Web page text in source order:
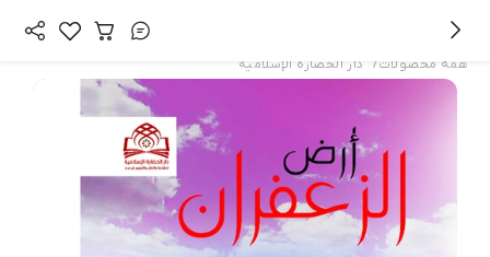
همه محصولات/ دار الحضارة الإسلامیة